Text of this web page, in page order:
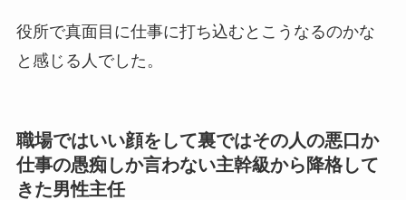
役所で真面目に仕事に打ち込むとこうなるのかな
と感じる人でした。
職場ではいい顔をして裏ではその人の悪口か
仕事の愚痴しか言わない主幹級から降格して
きた男性主任